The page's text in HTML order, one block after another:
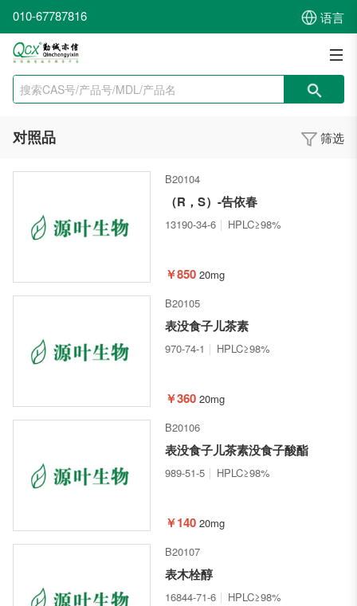
010-67787816 语言
对照品 筛选
B20104
（R，S）-告依春
13190-34-6 HPLC≥98%
￥850 20mg
B20105
表没食子儿茶素
970-74-1 HPLC≥98%
￥360 20mg
B20106
表没食子儿茶素没食子酸酯
989-51-5 HPLC≥98%
￥140 20mg
B20107
表木栓醇
16844-71-6 HPLC≥98%